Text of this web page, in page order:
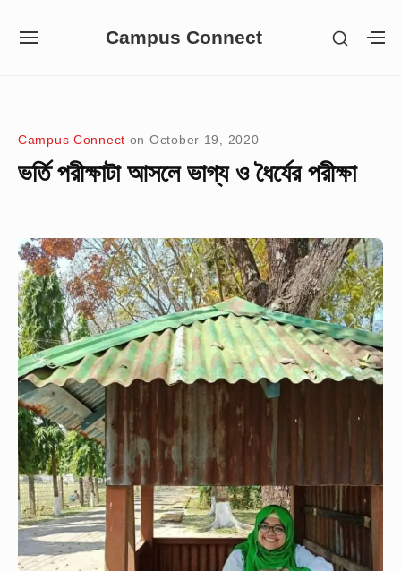
Campus Connect
SITE
SHOW
Campus Connect on October 19, 2020
ভর্তি পরীক্ষাটা আসলে ভাগ্য ও ধৈর্যের পরীক্ষা